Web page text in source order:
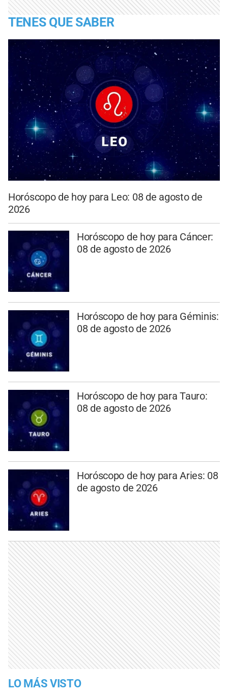
TENES QUE SABER
Horóscopo de hoy para Leo: 08 de agosto de
2026
Horóscopo de hoy para Cáncer:
08 de agosto de 2026
Horóscopo de hoy para Géminis:
08 de agosto de 2026
Horóscopo de hoy para Tauro:
08 de agosto de 2026
Horóscopo de hoy para Aries: 08
de agosto de 2026
LO MÁS VISTO